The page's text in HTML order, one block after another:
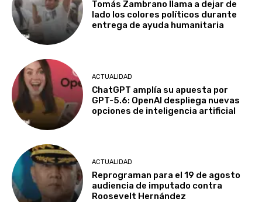
Tomás Zambrano llama a dejar de
lado los colores políticos durante
entrega de ayuda humanitaria
ACTUALIDAD
ChatGPT amplía su apuesta por
GPT-5.6: OpenAI despliega nuevas
opciones de inteligencia artificial
ACTUALIDAD
Reprograman para el 19 de agosto
audiencia de imputado contra
Roosevelt Hernández